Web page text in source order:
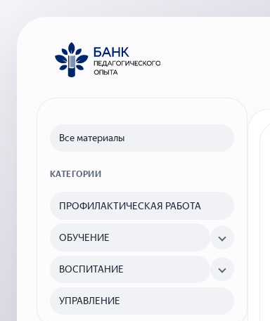
Все материалы
КАТЕГОРИИ
ПРОФИЛАКТИЧЕСКАЯ РАБОТА
ОБУЧЕНИЕ
ВОСПИТАНИЕ
УПРАВЛЕНИЕ